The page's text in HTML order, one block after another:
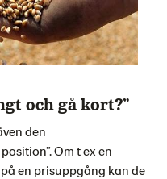
och gå kort?”
den
Om t ex en
en prisuppgång kan de